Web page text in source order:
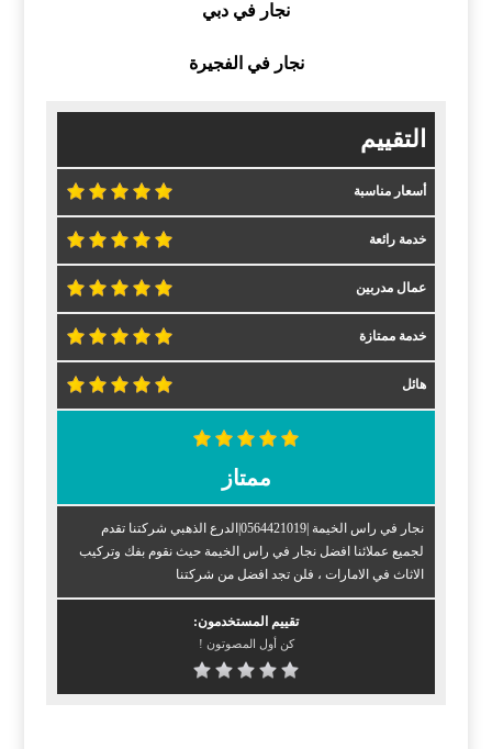
نجار في دبي
نجار في الفجيرة
التقييم
أسعار مناسبة
خدمة رائعة
عمال مدربين
خدمة ممتازة
هائل
ممتاز
نجار في راس الخيمة |0564421019|الدرع الذهبي شركتنا تقدم
لجميع عملائنا افضل نجار في راس الخيمة حيث نقوم بفك وتركيب
الاثاث في الامارات ، فلن تجد افضل من شركتنا
تقييم المستخدمون:
كن أول المصوتون !